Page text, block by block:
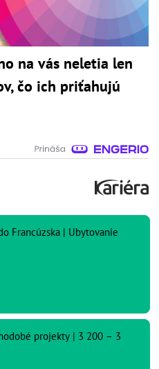
na vás neletia len
čo ich priťahujú
Francúzska | Ubytovanie
projekty | 3 200 – 3